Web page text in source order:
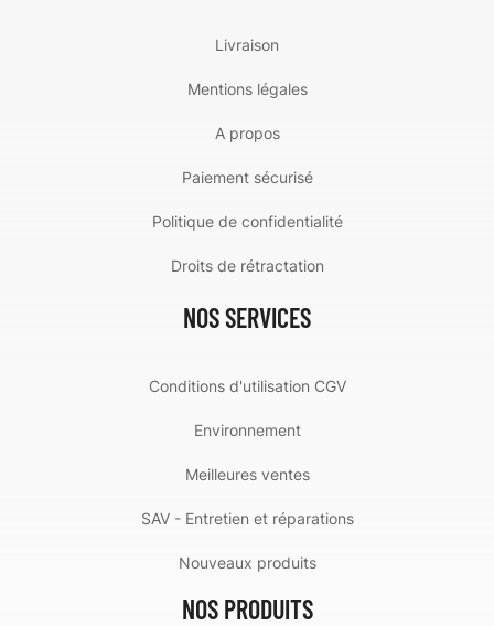
Livraison
Mentions légales
A propos
Paiement sécurisé
Politique de confidentialité
Droits de rétractation
NOS SERVICES
Conditions d'utilisation CGV
Environnement
Meilleures ventes
SAV - Entretien et réparations
Nouveaux produits
NOS PRODUITS